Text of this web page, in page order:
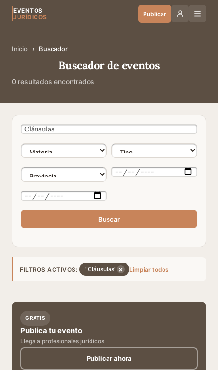
EVENTOS
JURÍDICOS
Publicar
Inicio › Buscador
Buscador de eventos
0 resultados encontrados
Buscar
FILTROS ACTIVOS: "Cláusulas" × Limpiar todos
GRATIS
Publica tu evento
Llega a profesionales jurídicos
Publicar ahora